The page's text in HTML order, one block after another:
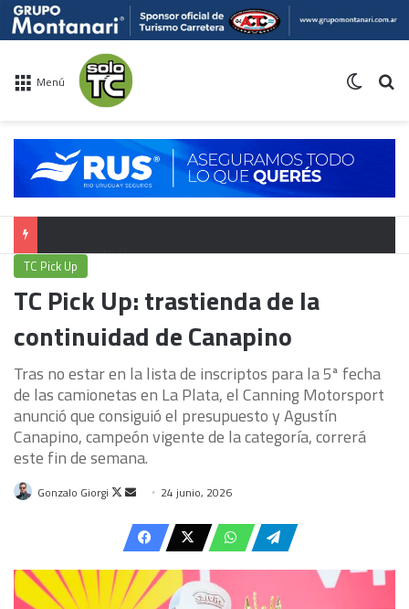
Menú
TC Pick Up
TC Pick Up: trastienda de la
continuidad de Canapino
Tras no estar en la lista de inscriptos para la 5ª fecha
de las camionetas en La Plata, el Canning Motorsport
anunció que consiguió el presupuesto y Agustín
Canapino, campeón vigente de la categoría, correrá
este fin de semana.
Gonzalo Giorgi
Follow
X
Send
email
24 junio, 2026